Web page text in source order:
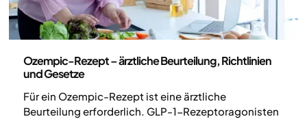
Ozempic-Rezept – ärztliche Beurteilung, Richtlinien
und Gesetze
Für ein Ozempic-Rezept ist eine ärztliche
Beurteilung erforderlich. GLP-1-Rezeptoragonisten